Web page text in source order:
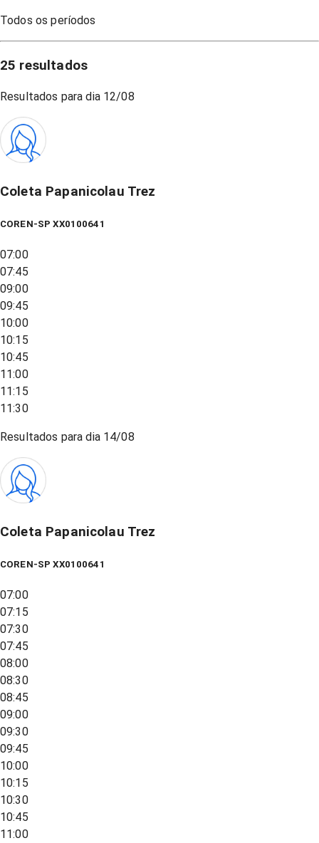
Todos os períodos
25 resultados
Resultados para dia 12/08
Coleta Papanicolau Trez
COREN-SP XX0100641
07:00
07:45
09:00
09:45
10:00
10:15
10:45
11:00
11:15
11:30
Resultados para dia 14/08
Coleta Papanicolau Trez
COREN-SP XX0100641
07:00
07:15
07:30
07:45
08:00
08:30
08:45
09:00
09:30
09:45
10:00
10:15
10:30
10:45
11:00